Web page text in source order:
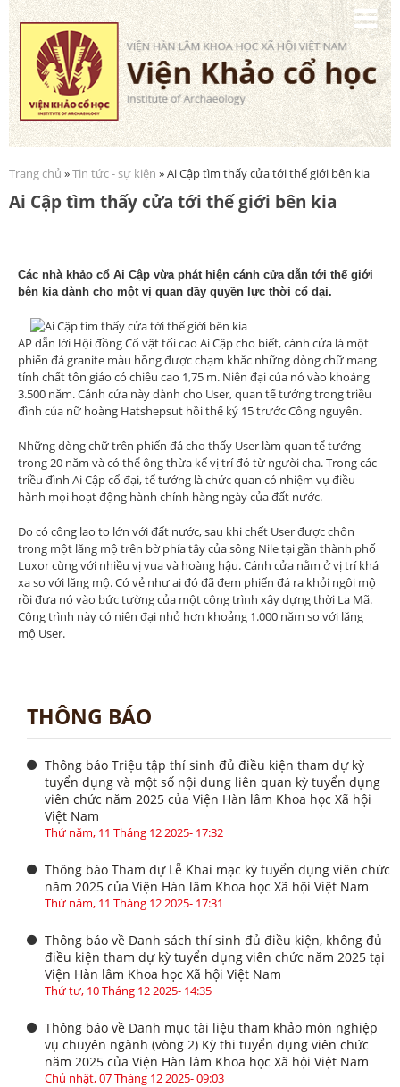
Nhảy
đến
nội
dung
Bạn đang ở đây
Trang chủ »Tin tức - sự kiện » Ai Cập tìm thấy cửa tới thế giới bên kia
Ai Cập tìm thấy cửa tới thế giới bên kia
Các nhà khảo cổ Ai Cập vừa phát hiện cánh cửa dẫn tới thế giới
bên kia dành cho một vị quan đầy quyền lực thời cổ đại.
AP dẫn lời Hội đồng Cổ vật tối cao Ai Cập cho biết, cánh cửa là một
phiến đá granite màu hồng được chạm khắc những dòng chữ mang
tính chất tôn giáo có chiều cao 1,75 m. Niên đại của nó vào khoảng
3.500 năm. Cánh cửa này dành cho User, quan tể tướng trong triều
đình của nữ hoàng Hatshepsut hồi thế kỷ 15 trước Công nguyên.
Những dòng chữ trên phiến đá cho thấy User làm quan tể tướng
trong 20 năm và có thể ông thừa kế vị trí đó từ người cha. Trong các
triều đình Ai Cập cổ đại, tể tướng là chức quan có nhiệm vụ điều
hành mọi hoạt động hành chính hàng ngày của đất nước.
Do có công lao to lớn với đất nước, sau khi chết User được chôn
trong một lăng mộ trên bờ phía tây của sông Nile tại gần thành phố
Luxor cùng với nhiều vị vua và hoàng hậu. Cánh cửa nằm ở vị trí khá
xa so với lăng mộ. Có vẻ như ai đó đã đem phiến đá ra khỏi ngôi mộ
rồi đưa nó vào bức tường của một công trình xây dựng thời La Mã.
Công trình này có niên đại nhỏ hơn khoảng 1.000 năm so với lăng
mộ User.
THÔNG BÁO
Thông báo Triệu tập thí sinh đủ điều kiện tham dự kỳ
tuyển dụng và một số nội dung liên quan kỳ tuyển dụng
viên chức năm 2025 của Viện Hàn lâm Khoa học Xã hội
Việt Nam
Thứ năm, 11 Tháng 12 2025- 17:32
Thông báo Tham dự Lễ Khai mạc kỳ tuyển dụng viên chức
năm 2025 của Viện Hàn lâm Khoa học Xã hội Việt Nam
Thứ năm, 11 Tháng 12 2025- 17:31
Thông báo về Danh sách thí sinh đủ điều kiện, không đủ
điều kiện tham dự kỳ tuyển dụng viên chức năm 2025 tại
Viện Hàn lâm Khoa học Xã hội Việt Nam
Thứ tư, 10 Tháng 12 2025- 14:35
Thông báo về Danh mục tài liệu tham khảo môn nghiệp
vụ chuyên ngành (vòng 2) Kỳ thi tuyển dụng viên chức
năm 2025 của Viện Hàn lâm Khoa học Xã hội Việt Nam
Chủ nhật, 07 Tháng 12 2025- 09:03